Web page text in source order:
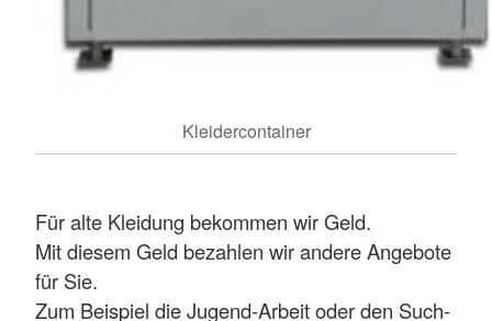
Kleidercontainer
Für alte Kleidung bekommen wir Geld.
Mit diesem Geld bezahlen wir andere Angebote
für Sie.
Zum Beispiel die Jugend-Arbeit oder den Such-